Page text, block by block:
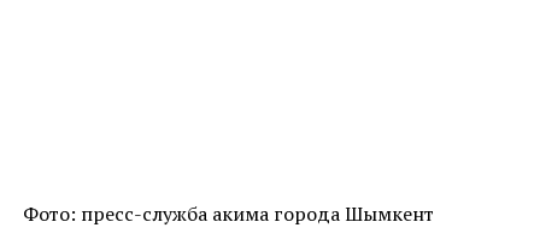
Фото: пресс-служба акима города Шымкент